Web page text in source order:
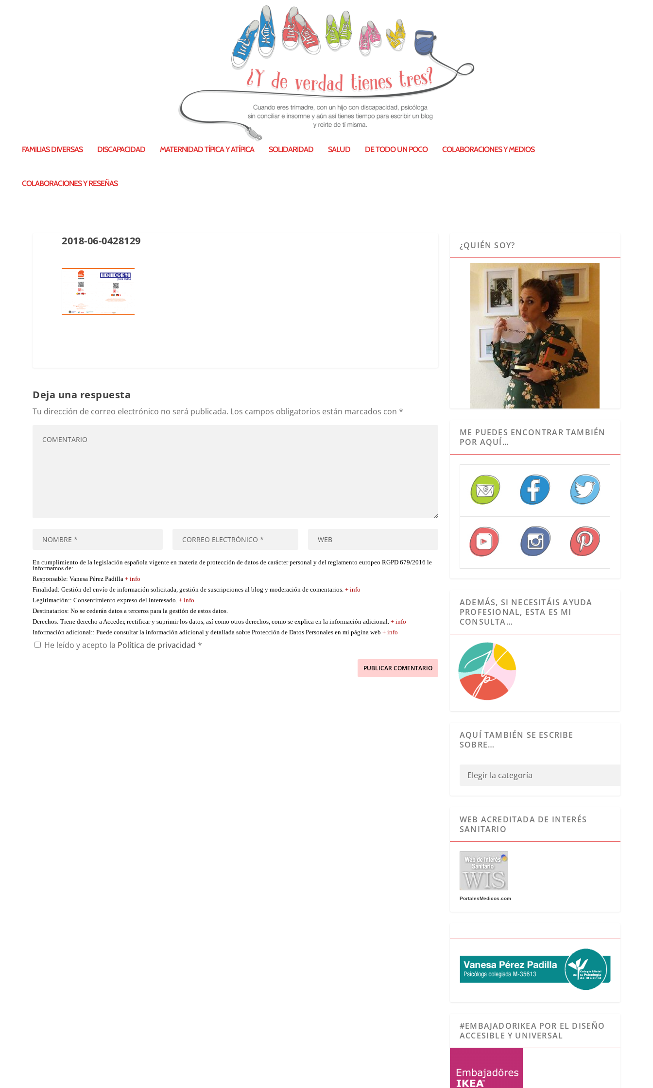
FAMILIAS DIVERSAS DISCAPACIDAD MATERNIDAD TÍPICA Y ATÍPICA SOLIDARIDAD SALUD DE TODO UN POCO COLABORACIONES Y MEDIOS
COLABORACIONES Y RESEÑAS
2018-06-0428129
Deja una respuesta
Tu dirección de correo electrónico no será publicada. Los campos obligatorios están marcados con *
En cumplimiento de la legislación española vigente en materia de protección de datos de carácter personal y del reglamento europeo RGPD 679/2016 le
informamos de:
Responsable: Vanesa Pérez Padilla+ info
Finalidad: Gestión del envío de información solicitada, gestión de suscripciones al blog y moderación de comentarios.+ info
Legitimación:: Consentimiento expreso del interesado.+ info
Destinatarios: No se cederán datos a terceros para la gestión de estos datos.
Derechos: Tiene derecho a Acceder, rectificar y suprimir los datos, así como otros derechos, como se explica en la información adicional.+ info
Información adicional:: Puede consultar la información adicional y detallada sobre Protección de Datos Personales en mi página web+ info
He leído y acepto la Política de privacidad *
¿QUIÉN SOY?
ME PUEDES ENCONTRAR TAMBIÉN
POR AQUÍ…
ADEMÁS, SI NECESITÁIS AYUDA
PROFESIONAL, ESTA ES MI
CONSULTA…
AQUÍ TAMBIÉN SE ESCRIBE
SOBRE…
WEB ACREDITADA DE INTERÉS
SANITARIO
PortalesMedicos.com
#EMBAJADORIKEA POR EL DISEÑO
ACCESIBLE Y UNIVERSAL